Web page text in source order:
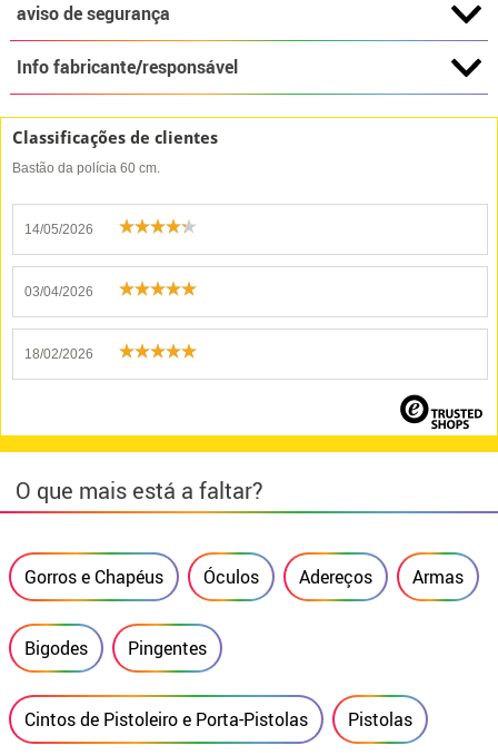
aviso de segurança
Info fabricante/responsável
Classificações de clientes
Bastão da polícia 60 cm.
14/05/2026
03/04/2026
18/02/2026
O que mais está a faltar?
Gorros e Chapéus Óculos Adereços Armas
Bigodes Pingentes
Cintos de Pistoleiro e Porta-Pistolas Pistolas